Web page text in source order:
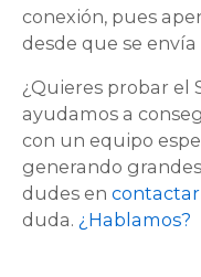
conexión, pues
desde que se
¿Quieres probar el
ayudamos a
con un equipo
generando
dudes en
duda. ¿Hablamos?